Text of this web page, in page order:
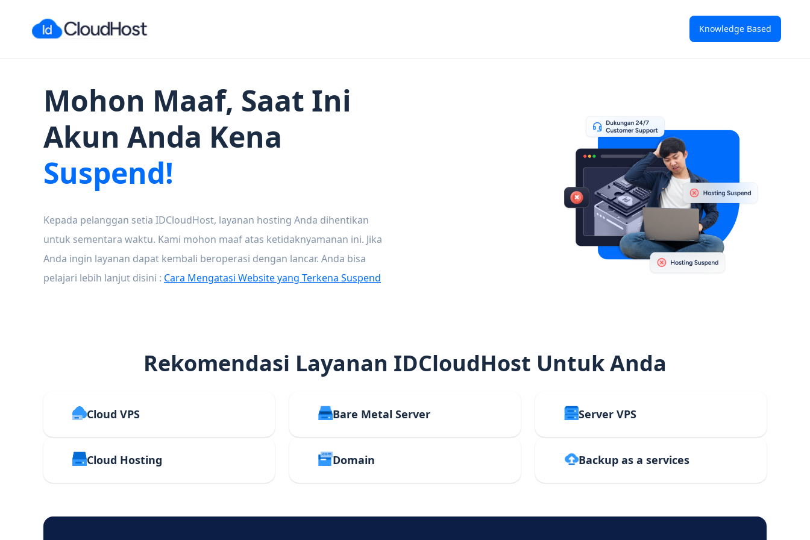
Knowledge Based
Mohon Maaf, Saat Ini
Akun Anda Kena
Suspend!
Kepada pelanggan setia IDCloudHost, layanan hosting Anda dihentikan
untuk sementara waktu. Kami mohon maaf atas ketidaknyamanan ini. Jika
Anda ingin layanan dapat kembali beroperasi dengan lancar. Anda bisa
pelajari lebih lanjut disini : Cara Mengatasi Website yang Terkena Suspend
Rekomendasi Layanan IDCloudHost Untuk Anda
Cloud VPS Bare Metal Server Server VPS
Cloud Hosting Domain Backup as a services